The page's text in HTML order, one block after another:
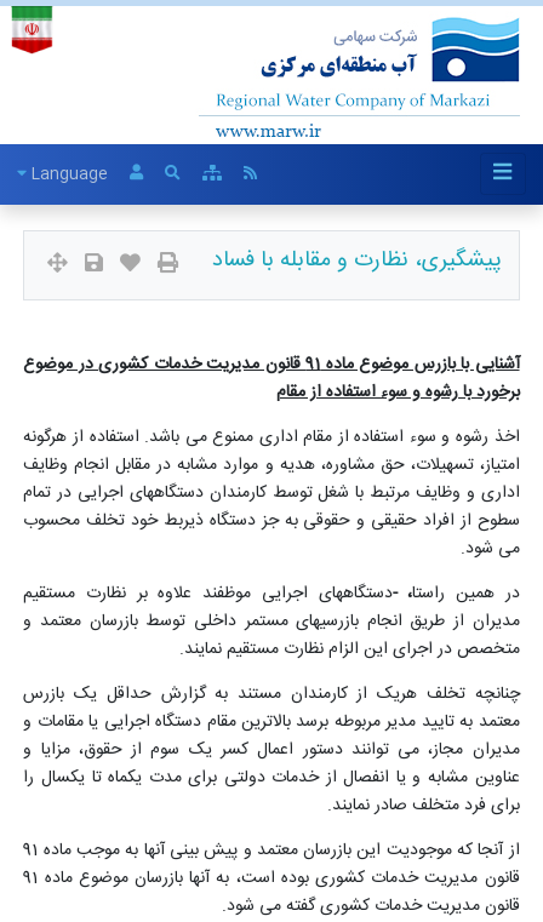
Language
پیشگیری، نظارت و مقابله با فساد
آشنایی با بازرس موضوع ماده 91 قانون مدیریت خدمات کشوری در موضوع
برخورد با رشوه و سوء استفاده از مقام
اخذ رشوه و سوء استفاده از مقام اداری ممنوع می باشد. استفاده از هرگونه
امتیاز، تسهیلات، حق مشاوره، هدیه و موارد مشابه در مقابل انجام وظایف
اداری و وظایف مرتبط با شغل توسط کارمندان دستگاههای اجرایی در تمام
سطوح از افراد حقیقی و حقوقی به جز دستگاه ذیربط خود تخلف محسوب
می شود.
در همین راستا،-دستگاههای اجرایی موظفند علاوه بر نظارت مستقیم
مدیران از طریق انجام بازرسیهای مستمر داخلی توسط بازرسان معتمد و
متخصص در اجرای این الزام نظارت مستقیم نمایند.
چنانچه تخلف هریک از کارمندان مستند به گزارش حداقل یک بازرس
معتمد به تایید مدیر مربوطه برسد بالاترین مقام دستگاه اجرایی یا مقامات و
مدیران مجاز، می توانند دستور اعمال کسر یک سوم از حقوق، مزایا و
عناوین مشابه و یا انفصال از خدمات دولتی برای مدت یکماه تا یکسال را
برای فرد متخلف صادر نمایند.
از آنجا که موجودیت این بازرسان معتمد و پیش بینی آنها به موجب ماده 91
قانون مدیریت خدمات کشوری بوده است، به آنها بازرسان موضوع ماده 91
قانون مدیریت خدمات کشوری گفته می شود.